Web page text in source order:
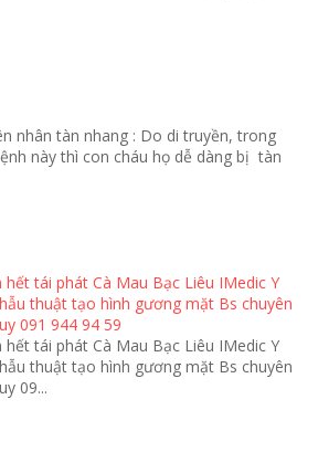
nhân tàn nhang : Do di truyền, trong
này thì con cháu họ dễ dàng bị tàn
tái phát Cà Mau Bạc Liêu IMedic Y
thuật tạo hình gương mặt Bs chuyên
091 944 94 59
tái phát Cà Mau Bạc Liêu IMedic Y
thuật tạo hình gương mặt Bs chuyên
09...